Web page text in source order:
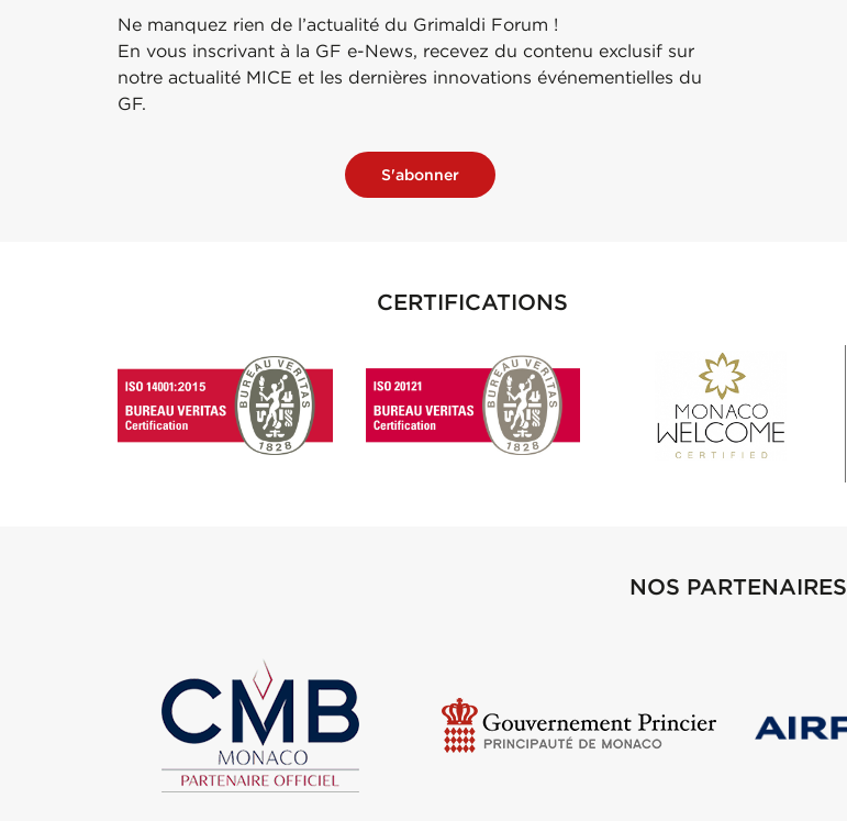
Ne manquez rien de l’actualité du Grimaldi Forum !
En vous inscrivant à la GF e-News, recevez du contenu exclusif sur
notre actualité MICE et les dernières innovations événementielles du
GF.
S'abonner
CERTIFICATIONS
NOS PARTENAIRES